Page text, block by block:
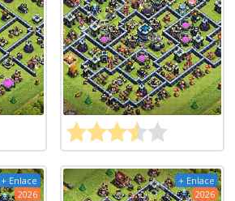
+ Enlace
2026
+ Enlace
2026